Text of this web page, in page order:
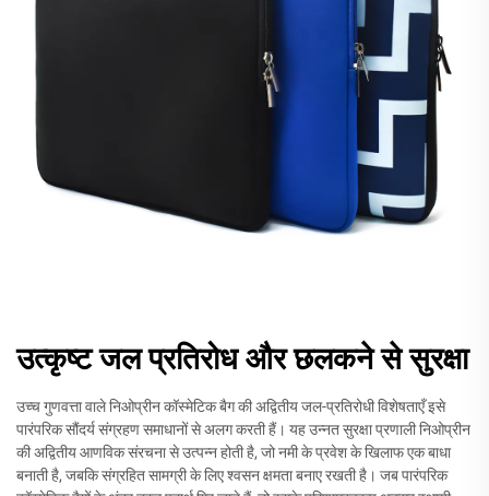
उत्कृष्ट जल प्रतिरोध और छलकने से सुरक्षा
उच्च गुणवत्ता वाले निओप्रीन कॉस्मेटिक बैग की अद्वितीय जल-प्रतिरोधी विशेषताएँ इसे
पारंपरिक सौंदर्य संग्रहण समाधानों से अलग करती हैं। यह उन्नत सुरक्षा प्रणाली निओप्रीन
की अद्वितीय आणविक संरचना से उत्पन्न होती है, जो नमी के प्रवेश के खिलाफ एक बाधा
बनाती है, जबकि संग्रहित सामग्री के लिए श्वसन क्षमता बनाए रखती है। जब पारंपरिक